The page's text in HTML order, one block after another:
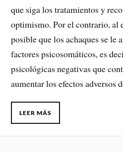
que siga los tratamientos y
optimismo. Por el contrario, al
posible que los achaques se le
factores psicosomáticos, es
psicológicas negativas que
aumentar los efectos adversos
LEER MÁS